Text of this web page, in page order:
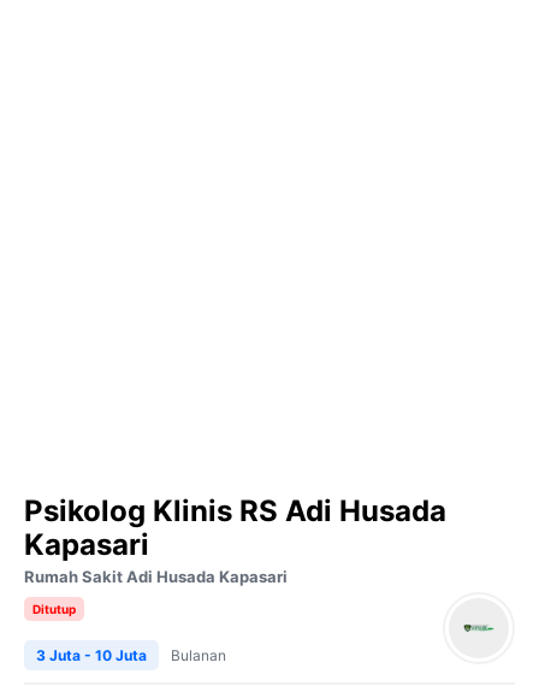
Psikolog Klinis RS Adi Husada
Kapasari
Rumah Sakit Adi Husada Kapasari
Ditutup
3 Juta - 10 Juta Bulanan